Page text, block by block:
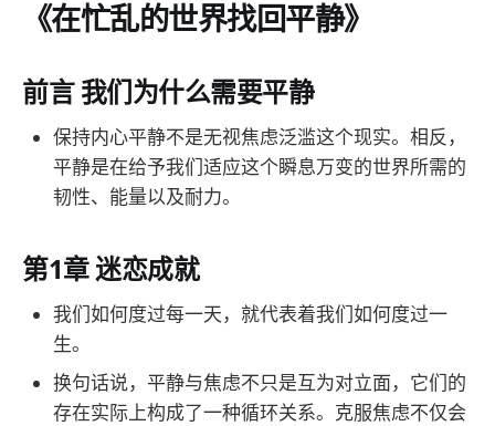
《在忙乱的世界找回平静》
前言 我们为什么需要平静
保持内心平静不是无视焦虑泛滥这个现实。相反，
平静是在给予我们适应这个瞬息万变的世界所需的
韧性、能量以及耐力。
第1章 迷恋成就
我们如何度过每一天，就代表着我们如何度过一
生。
换句话说，平静与焦虑不只是互为对立面，它们的
存在实际上构成了一种循环关系。克服焦虑不仅会